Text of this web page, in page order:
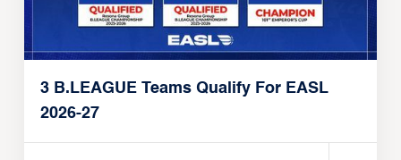
3 B.LEAGUE Teams Qualify For EASL
2026-27